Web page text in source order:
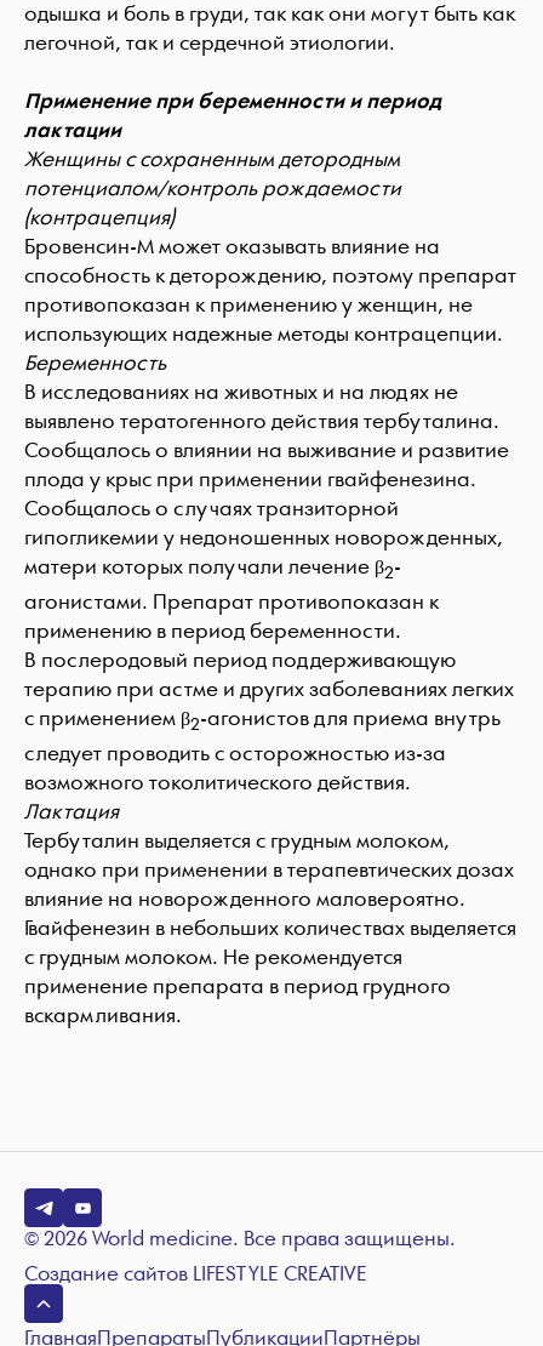
одышка и боль в груди, так как они могут быть как
легочной, так и сердечной этиологии.
Применение при беременности и период
лактации
Женщины с сохраненным детородным
потенциалом/контроль рождаемости
(контрацепция)
Бровенсин-М может оказывать влияние на
способность к деторождению, поэтому препарат
противопоказан к применению у женщин, не
использующих надежные методы контрацепции.
Беременность
В исследованиях на животных и на людях не
выявлено тератогенного действия тербуталина.
Сообщалось о влиянии на выживание и развитие
плода у крыс при применении гвайфенезина.
Сообщалось о случаях транзиторной
гипогликемии у недоношенных новорожденных,
матери которых получали лечение β2-
агонистами. Препарат противопоказан к
применению в период беременности.
В послеродовый период поддерживающую
терапию при астме и других заболеваниях легких
с применением β2-агонистов для приема внутрь
следует проводить с осторожностью из-за
возможного токолитического действия.
Лактация
Тербуталин выделяется с грудным молоком,
однако при применении в терапевтических дозах
влияние на новорожденного маловероятно.
Гвайфенезин в небольших количествах выделяется
с грудным молоком. Не рекомендуется
применение препарата в период грудного
вскармливания.
© 2026 World medicine. Все права защищены.
Создание сайтов LIFESTYLE CREATIVE
ГлавнаяПрепаратыПубликацииПартнёры